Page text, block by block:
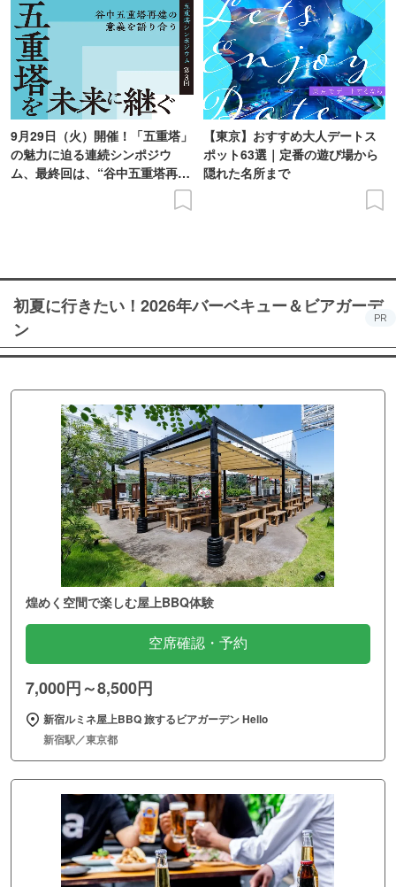
9月29日（火）開催！「五重塔」
の魅力に迫る連続シンポジウ
ム、最終回は、“谷中五重塔再建
【東京】おすすめ大人デートス
ポット63選｜定番の遊び場から
隠れた名所まで
初夏に行きたい！2026年バーベキュー＆ビアガーデ
ン
PR
煌めく空間で楽しむ屋上BBQ体験
空席確認・予約
7,000円～8,500円
新宿ルミネ屋上BBQ 旅するビアガーデン Hello
新宿駅／東京都